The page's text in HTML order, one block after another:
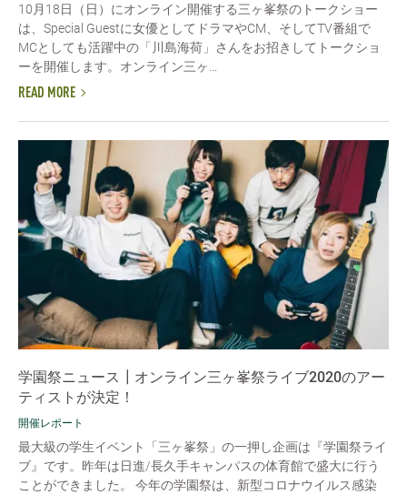
10月18日（日）にオンライン開催する三ヶ峯祭のトークショー
は、Special Guestに女優としてドラマやCM、そしてTV番組で
MCとしても活躍中の「川島海荷」さんをお招きしてトークショ
ーを開催します。オンライン三ヶ...
READ MORE
学園祭ニュース┃オンライン三ヶ峯祭ライブ2020のアー
ティストが決定！
開催レポート
最大級の学生イベント「三ヶ峯祭」の一押し企画は『学園祭ライ
ブ』です。昨年は日進/長久手キャンパスの体育館で盛大に行う
ことができました。 今年の学園祭は、新型コロナウイルス感染